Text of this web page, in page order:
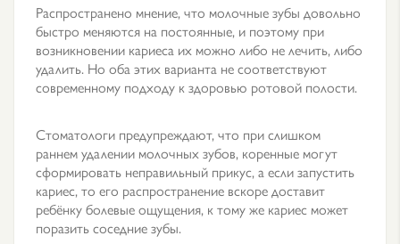
Распространено мнение, что молочные зубы довольно
быстро меняются на постоянные, и поэтому при
возникновении кариеса их можно либо не лечить, либо
удалить. Но оба этих варианта не соответствуют
современному подходу к здоровью ротовой полости.
Стоматологи предупреждают, что при слишком
раннем удалении молочных зубов, коренные могут
сформировать неправильный прикус, а если запустить
кариес, то его распространение вскоре доставит
ребёнку болевые ощущения, к тому же кариес может
поразить соседние зубы.